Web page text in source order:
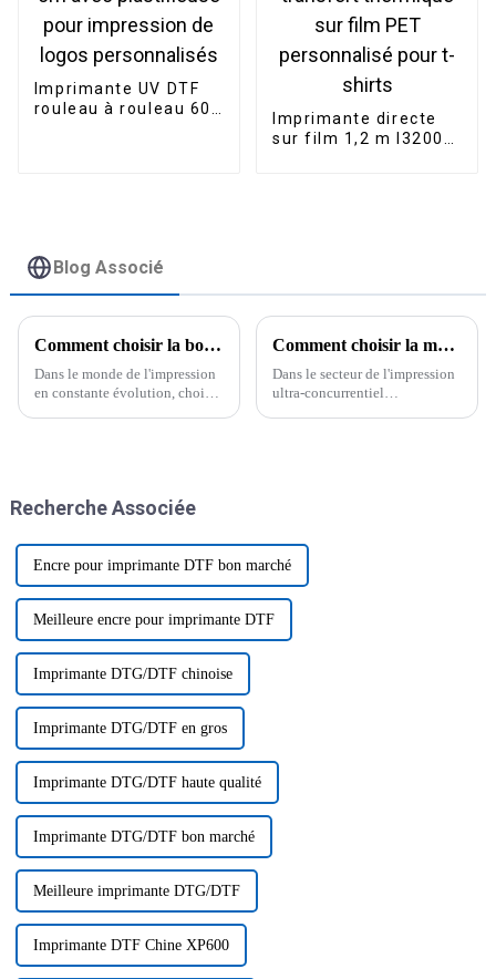
Imprimante UV DTF
rouleau à rouleau 60
Imprimante directe
sur film 1,2 m I3200
Blog Associé
Comment choisir la bonne encre DTF 1000 ml pour la réussite de votre entreprise d'impression
Dans le monde de l'impression
en constante évolution, choisir
Comment choisir la meilleure imprimante UV DTF pour les besoins de votre entreprise
Dans le secteur de l'impression
ultra-concurrentiel
Recherche Associée
Encre pour imprimante DTF bon marché
Meilleure encre pour imprimante DTF
Imprimante DTG/DTF chinoise
Imprimante DTG/DTF en gros
Imprimante DTG/DTF haute qualité
Imprimante DTG/DTF bon marché
Meilleure imprimante DTG/DTF
Imprimante DTF Chine XP600